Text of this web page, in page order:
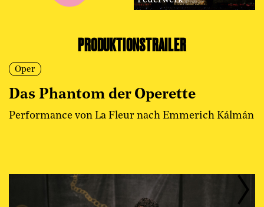
PRODUKTIONSTRAILER
Oper
Das Phantom der Operette
Performance von La Fleur nach Emmerich Kálmán